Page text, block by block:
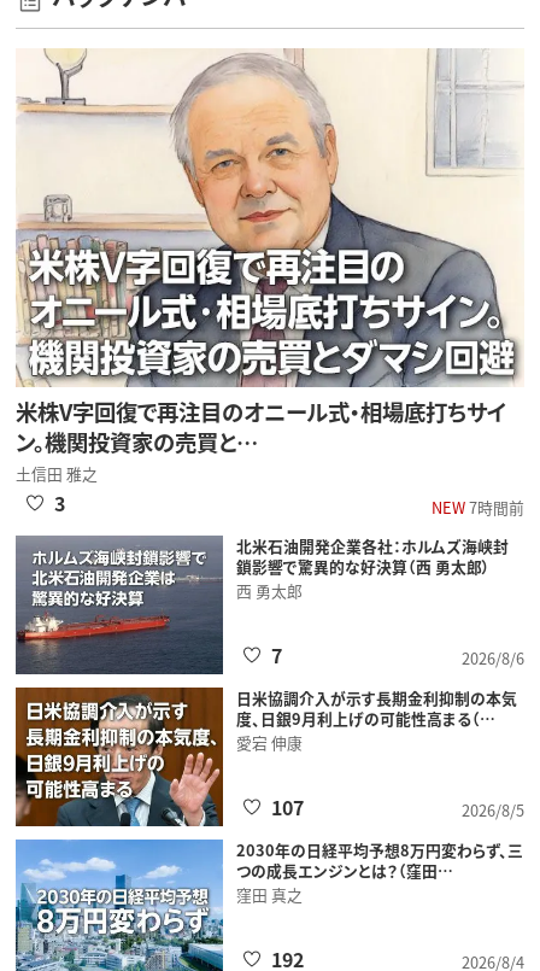
米株V字回復で再注目のオニール式・相場底打ちサイ
ン。機関投資家の売買と…
土信田 雅之
NEW7時間前
3
北米石油開発企業各社：ホルムズ海峡封
鎖影響で驚異的な好決算（西 勇太郎）
西 勇太郎
2026/8/6
7
日米協調介入が示す長期金利抑制の本気
度、日銀9月利上げの可能性高まる（…
愛宕 伸康
2026/8/5
107
2030年の日経平均予想8万円変わらず、三
つの成長エンジンとは？（窪田…
窪田 真之
2026/8/4
192